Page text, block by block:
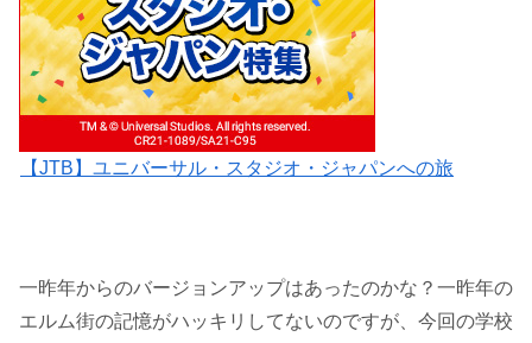
【JTB】ユニバーサル・スタジオ・ジャパンへの旅
一昨年からのバージョンアップはあったのかな？一昨年の
エルム街の記憶がハッキリしてないのですが、今回の学校